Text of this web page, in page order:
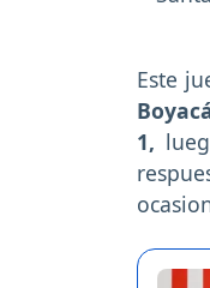
Este
1,